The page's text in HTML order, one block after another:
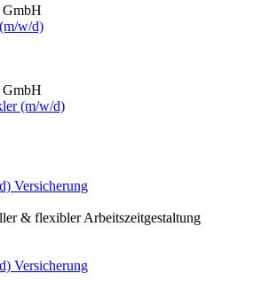
w/d)
(m/w/d)
Versicherung
& flexibler Arbeitszeitgestaltung
Versicherung